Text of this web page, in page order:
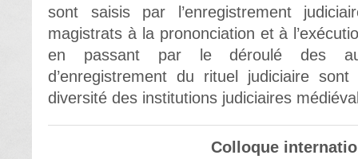
sont saisis par l’enregistrement
magistrats à la prononciation et à
en passant par le déroulé des
d’enregistrement du rituel judiciaire
diversité des institutions judiciaires
Colloque